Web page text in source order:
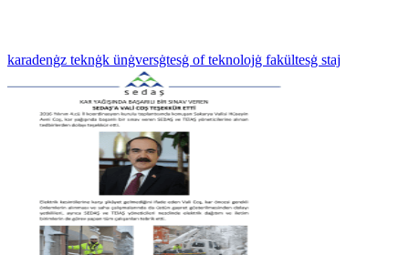
karadenġz teknġk ünġversġtesġ of teknolojġ fakültesġ staj